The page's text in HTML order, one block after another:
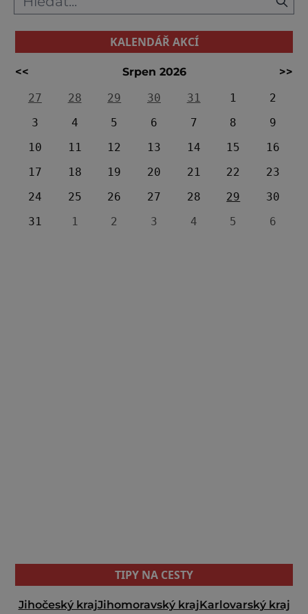
KALENDÁŘ AKCÍ
<< Srpen 2026
>>
27
28 29 30 31 1
2
3
4 5 6 7 8
9
10
11 12 13 14 15
16
17
18 19 20 21 22
23
24
25 26 27 28 29
30
31
1 2 3 4 5 6
TIPY NA CESTY
Jihočeský krajJihomoravský krajKarlovarský kraj